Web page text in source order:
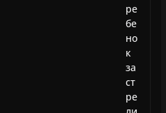
ре
бе
но
к
за
ст
ре